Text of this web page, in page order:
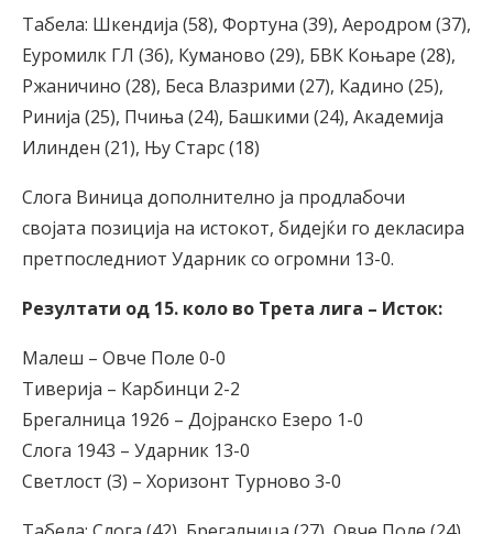
Табела: Шкендија (58), Фортуна (39), Аеродром (37),
Еуромилк ГЛ (36), Куманово (29), БВК Коњаре (28),
Ржаничино (28), Беса Влазрими (27), Кадино (25),
Ринија (25), Пчиња (24), Башкими (24), Академија
Илинден (21), Њу Старс (18)
Слога Виница дополнително ја продлабочи
својата позиција на истокот, бидејќи го декласира
претпоследниот Ударник со огромни 13-0.
Резултати од 15. коло во Трета лига – Исток:
Малеш – Овче Поле 0-0
Тиверија – Карбинци 2-2
Брегалница 1926 – Дојранско Езеро 1-0
Слога 1943 – Ударник 13-0
Светлост (З) – Хоризонт Турново 3-0